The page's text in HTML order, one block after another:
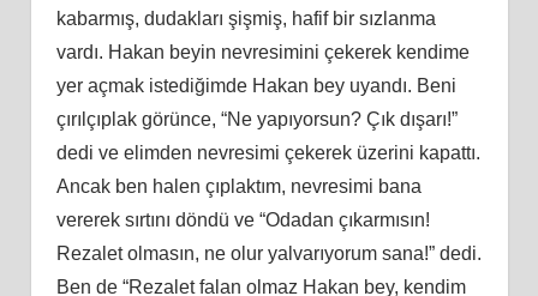
kabarmış, dudakları şişmiş, hafif bir sızlanma
vardı. Hakan beyin nevresimini çekerek kendime
yer açmak istediğimde Hakan bey uyandı. Beni
çırılçıplak görünce, “Ne yapıyorsun? Çık dışarı!”
dedi ve elimden nevresimi çekerek üzerini kapattı.
Ancak ben halen çıplaktım, nevresimi bana
vererek sırtını döndü ve “Odadan çıkarmısın!
Rezalet olmasın, ne olur yalvarıyorum sana!” dedi.
Ben de “Rezalet falan olmaz Hakan bey, kendim